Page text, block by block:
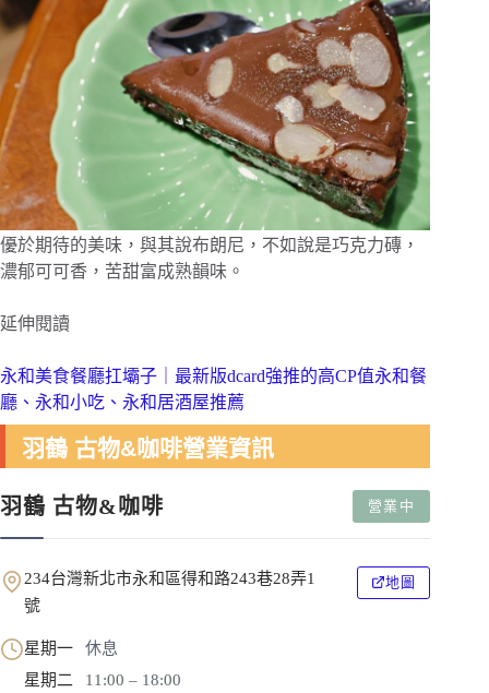
優於期待的美味，與其說布朗尼，不如說是巧克力磚，
濃郁可可香，苦甜富成熟韻味。
延伸閱讀
永和美食餐廳扛壩子｜最新版dcard強推的高CP值永和餐
廳、永和小吃、永和居酒屋推薦
羽鶴 古物&咖啡營業資訊
羽鶴 古物&咖啡 營業中
234台灣新北市永和區得和路243巷28弄1
號
地圖
星期一
休息
星期二
11:00 – 18:00